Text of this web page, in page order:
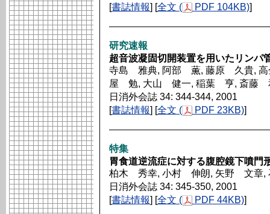
[書誌情報] [全文 ( PDF 104KB)]
研究速報
超音波凝固切開装置を用いたリンパ
寺島 雅典, 阿部 薫, 藤原 久貴,
屋 勉, 大山 健一, 稲葉 亨, 斎藤
日消外会誌 34: 344-344, 2001
[書誌情報] [全文 ( PDF 23KB)]
特集
胃食道逆流症に対する腹腔鏡下噴門
柏木 秀幸, 小村 伸朗, 矢野 文章
日消外会誌 34: 345-350, 2001
[書誌情報] [全文 ( PDF 44KB)]